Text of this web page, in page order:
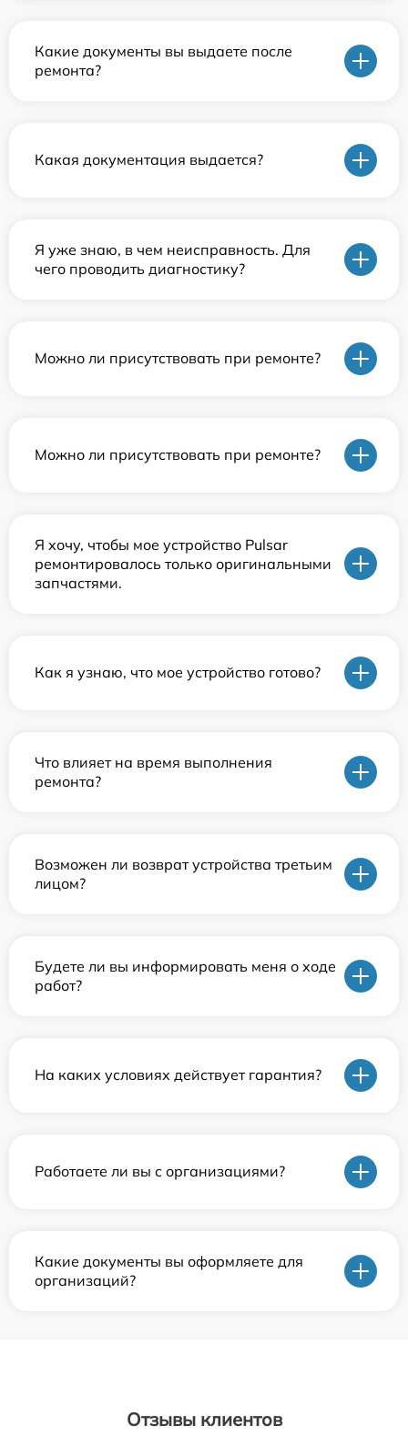
Какие документы вы выдаете после
ремонта?
Какая документация выдается?
Я уже знаю, в чем неисправность. Для
чего проводить диагностику?
Можно ли присутствовать при ремонте?
Можно ли присутствовать при ремонте?
Я хочу, чтобы мое устройство Pulsar
ремонтировалось только оригинальными
запчастями.
Как я узнаю, что мое устройство готово?
Что влияет на время выполнения
ремонта?
Возможен ли возврат устройства третьим
лицом?
Будете ли вы информировать меня о ходе
работ?
На каких условиях действует гарантия?
Работаете ли вы с организациями?
Какие документы вы оформляете для
организаций?
Отзывы клиентов